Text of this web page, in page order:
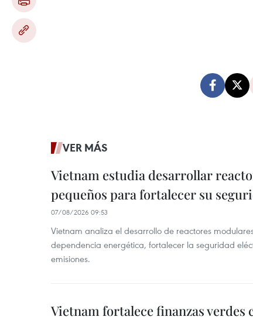
VER MÁS
Vietnam estudia desarrollar
pequeños para fortalecer su
07/08/2026 09:53
Vietnam analiza el desarrollo de reactores
dependencia energética, fortalecer la seguridad
emisiones.
Vietnam fortalece finanzas verdes